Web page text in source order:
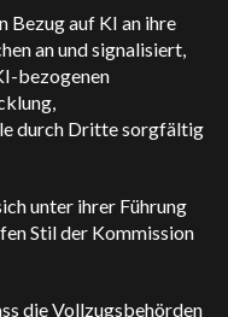
Bezug auf KI an ihre
an und signalisiert,
bezogenen
durch Dritte sorgfältig
unter ihrer Führung
Stil der Kommission
die Vollzugsbehörden